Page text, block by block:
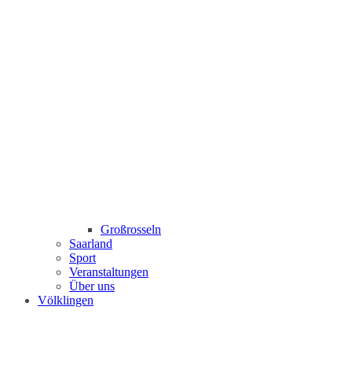
Großrosseln
Saarland
Sport
Veranstaltungen
Über uns
Völklingen